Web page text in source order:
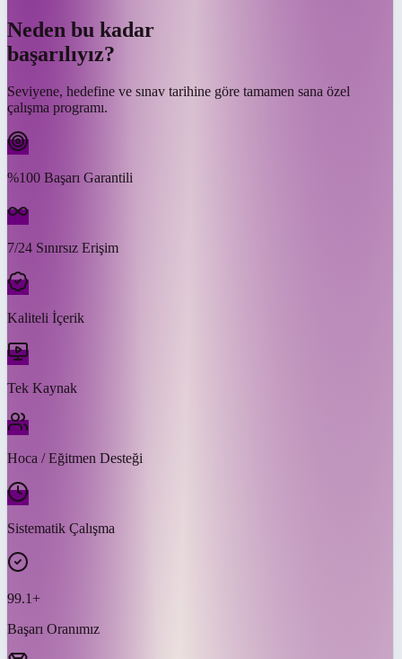
Neden bu kadar
başarılıyız?
Seviyene, hedefine ve sınav tarihine göre tamamen sana özel
çalışma programı.
%100 Başarı Garantili
7/24 Sınırsız Erişim
Kaliteli İçerik
Tek Kaynak
Hoca / Eğitmen Desteği
Sistematik Çalışma
99.1+
Başarı Oranımız